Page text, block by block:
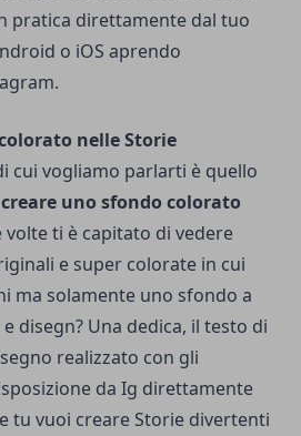
pratica direttamente dal tuo
o iOS aprendo
nelle Storie
cui vogliamo parlarti è quello
creare uno sfondo colorato
volte ti è capitato di vedere
e super colorate in cui
ma solamente uno sfondo a
disegn? Una dedica, il testo di
realizzato con gli
da Ig direttamente
tu vuoi creare Storie divertenti